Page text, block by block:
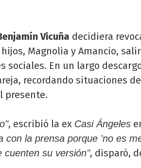
Vicuña decidiera
Magnolia y Amancio,
sociales. En un largo
recordando situaciones
presente.
, escribió la ex Casi Ángeles
con la prensa porque 'no es
cuenten su versión", disparó,